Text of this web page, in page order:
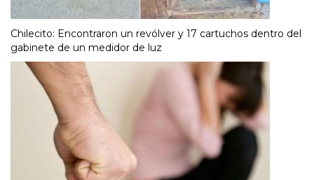
Chilecito: Encontraron un revólver y 17 cartuchos dentro del
gabinete de un medidor de luz